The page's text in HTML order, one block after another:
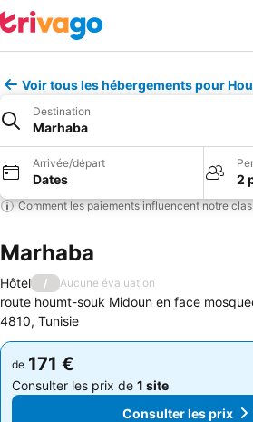
Voir tous les hébergements pour
Destination
Marhaba
Arrivée/départ
Dates 2
Comment les paiements influencent notre
Marhaba
Hôtel / Aucune évaluation
route houmt-souk Midoun en face
4810, Tunisie
de 171 €
Consulter les prix de 1 site
Consulter les prix
de 171 €
Consulter les prix de 1 site
Consulter les prix